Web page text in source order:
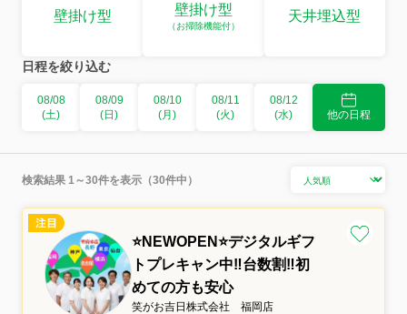
壁掛け型 壁掛け型
（お掃除機能付）
天井埋込型
日程を絞り込む
08/08
(土)
08/09
(日)
08/10
(月)
08/11
(火)
08/12
(水)
他の日程
検索結果 1～30件を表示（30件中）
⭐NEWOPEN⭐デジタルギフ
トプレキャン中‼️台数割‼️初
めての方も安心
笑がお吉日株式会社 福岡店